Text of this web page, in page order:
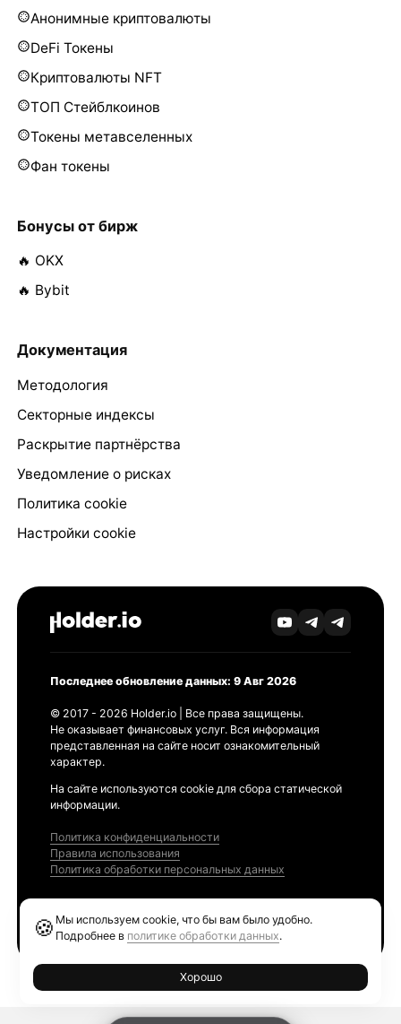
Анонимные криптовалюты
DeFi Токены
Криптовалюты NFT
ТОП Стейблкоинов
Токены метавселенных
Фан токены
Бонусы от бирж
🔥 OKX
🔥 Bybit
Документация
Методология
Секторные индексы
Раскрытие партнёрства
Уведомление о рисках
Политика cookie
Настройки cookie
Последнее обновление данных: 9 Авг 2026
© 2017 - 2026 Holder.io | Все права защищены.
Не оказывает финансовых услуг. Вся информация
представленная на сайте носит ознакомительный
характер.
На сайте используются cookie для сбора статической
информации.
Политика конфиденциальности
Правила использования
Политика обработки персональных данных
🍪 Мы используем cookie, что бы вам было удобно.
Подробнее в политике обработки данных.
Хорошо
Ethereum GAS Tracker